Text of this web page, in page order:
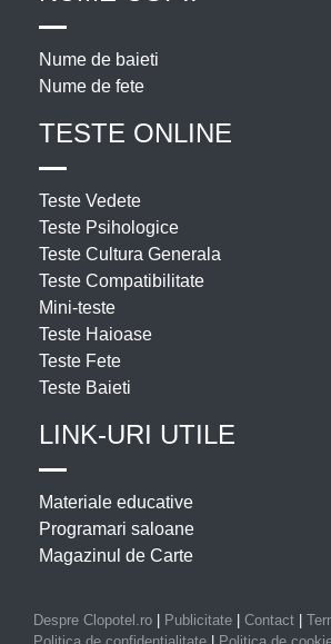
Nume de baieti
Nume de fete
TESTE ONLINE
Teste Vedete
Teste Psihologice
Teste Cultura Generala
Teste Compatibilitate
Mini-teste
Teste Haioase
Teste Fete
Teste Baieti
LINK-URI UTILE
Materiale educative
Programari saloane
Magazinul de Carte
Despre Clopotel.ro | Publicitate | Contact |